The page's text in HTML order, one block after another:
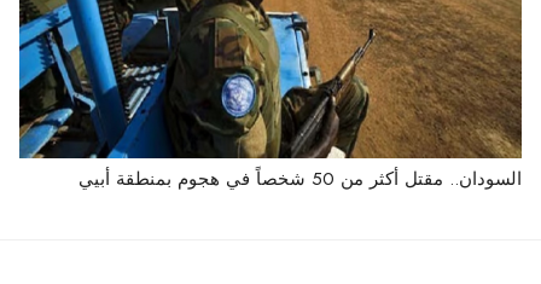
السودان.. مقتل أكثر من 50 شخصاً في هجوم بمنطقة أبيي